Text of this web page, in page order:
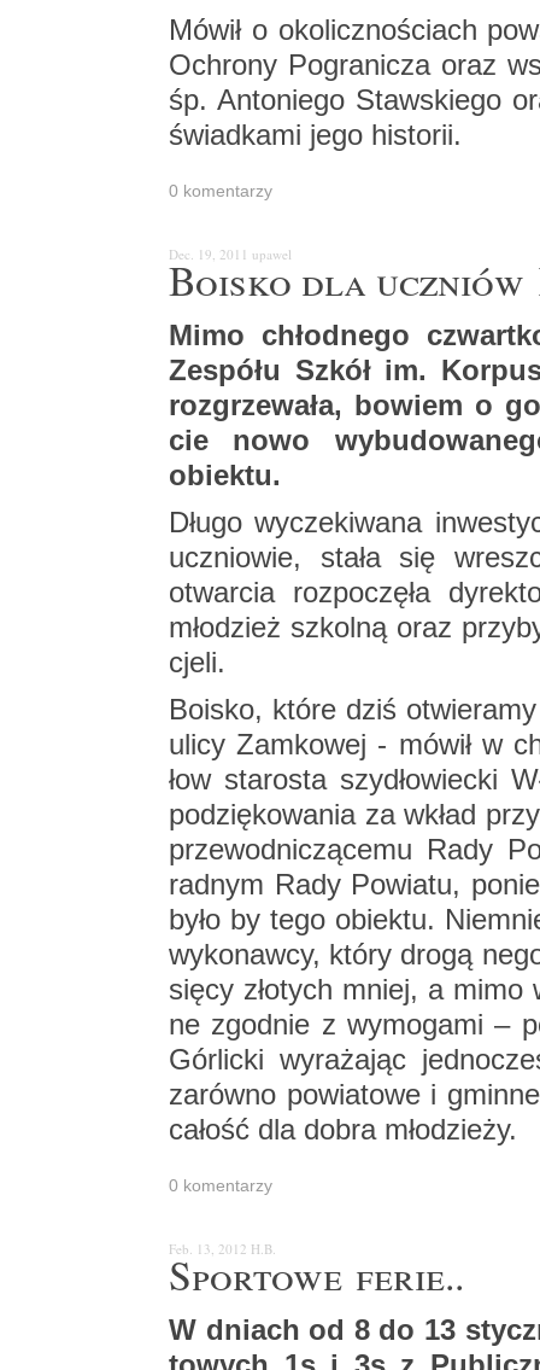
Mówił o oko­licz­no­ściach
Ochro­ny Po­gra­ni­cza oraz
śp. An­to­nie­go Staw­skie­go
świad­ka­mi jego hi­sto­rii.
0 ko­men­ta­rzy
Dec. 19, 2011 upa­wel
Bo­isko dla uczniów
Mimo chłod­ne­go
Ze­spó­łu Szkół im.
roz­grze­wa­ła, bo­wiem o
cie nowo
obiek­tu.
Długo wy­cze­ki­wa­na
ucznio­wie, stała się
otwar­cia roz­po­czę­ła
mło­dzież szkol­ną oraz
cje­li.
Bo­isko, które dziś
ulicy Zam­ko­wej - mówił w
łow sta­ro­sta szy­dło­wiec­ki
po­dzię­ko­wa­nia za wkład
prze­wod­ni­czą­ce­mu Rady
rad­nym Rady Po­wia­tu,
było by tego obiek­tu.
wy­ko­naw­cy, który drogą
się­cy zło­tych mniej, a
ne zgod­nie z wy­mo­ga­mi –
Gór­lic­ki wy­ra­ża­jąc
za­rów­no po­wia­to­we i
ca­łość dla dobra mło­dzie­ży.
0 ko­men­ta­rzy
Feb. 13, 2012 H.B.
Spor­to­we ferie..
W dniach od 8 do 13